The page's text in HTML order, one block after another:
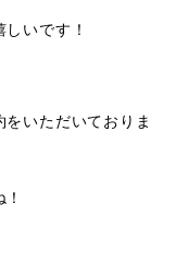
いです！
いただいておりま